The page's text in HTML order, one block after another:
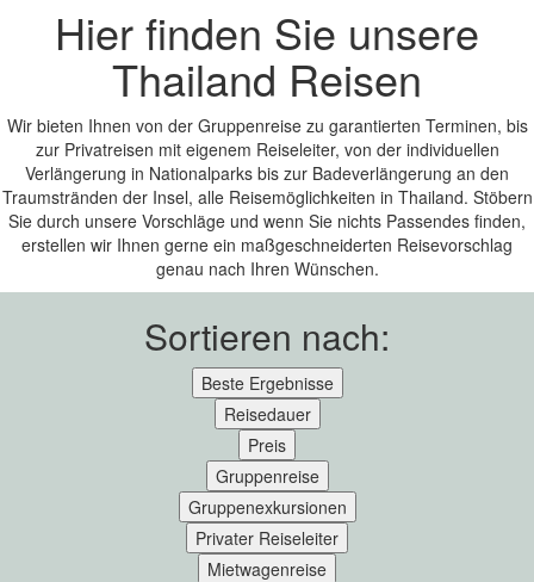
Hier finden Sie unsere
Thailand Reisen
Wir bieten Ihnen von der Gruppenreise zu garantierten Terminen, bis
zur Privatreisen mit eigenem Reiseleiter, von der individuellen
Verlängerung in Nationalparks bis zur Badeverlängerung an den
Traumstränden der Insel, alle Reisemöglichkeiten in Thailand. Stöbern
Sie durch unsere Vorschläge und wenn Sie nichts Passendes finden,
erstellen wir Ihnen gerne ein maßgeschneiderten Reisevorschlag
genau nach Ihren Wünschen.
Sortieren nach:
Beste Ergebnisse
Reisedauer
Preis
Gruppenreise
Gruppenexkursionen
Privater Reiseleiter
Mietwagenreise